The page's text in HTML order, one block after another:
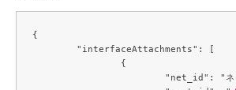
{